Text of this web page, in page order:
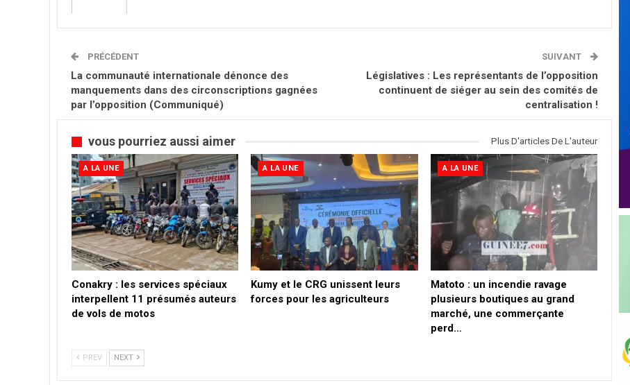
PRÉCÉDENT
La communauté internationale dénonce des
manquements dans des circonscriptions gagnées
par l’opposition (Communiqué)
SUIVANT
Législatives : Les représentants de l’opposition
continuent de siéger au sein des comités de
centralisation !
vous pourriez aussi aimer Plus D'articles De L'auteur
A LA UNE
Conakry : les services spéciaux
interpellent 11 présumés auteurs
de vols de motos
A LA UNE
Kumy et le CRG unissent leurs
forces pour les agriculteurs
A LA UNE
Matoto : un incendie ravage
plusieurs boutiques au grand
marché, une commerçante
perd…
PREV NEXT